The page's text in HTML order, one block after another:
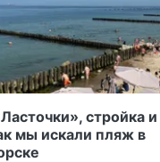
стройка и
мы искали пляж в